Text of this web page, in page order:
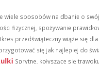
wiele sposobów na dbanie o
fizycznej, spożywanie
przedświąteczny wiąże się
się jak najlepiej do
Sprytne, kołyszące się